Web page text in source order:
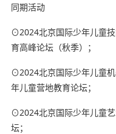
同期活动
⊙2024北京国际少年儿童
育高峰论坛（秋季）；
⊙2024北京国际少年儿童
年儿童营地教育论坛；
⊙2024北京国际少年儿童
坛；